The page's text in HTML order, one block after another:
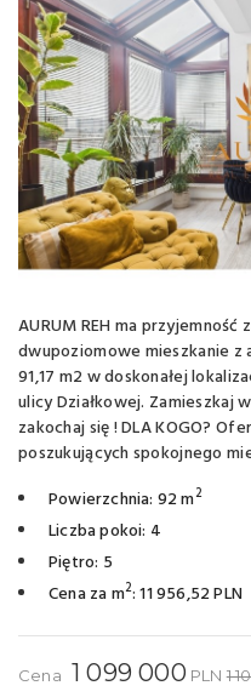
AURUM REH ma
dwupoziomowe mieszkanie
91,17 m2 w doskonałej
ulicy Działkowej. Zamieszkaj
zakochaj się ! DLA KOGO?
poszukujących spokojnego
Powierzchnia: 92 m2
Liczba pokoi: 4
Piętro: 5
Cena za m2: 11 956,52 PLN
Cena 1 099 000 PLN1